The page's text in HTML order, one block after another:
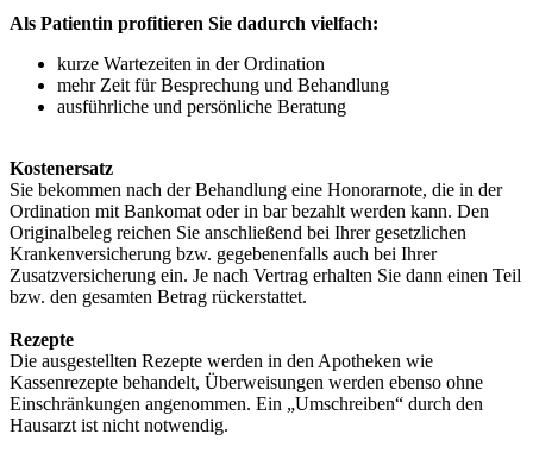
Als Patientin profitieren Sie dadurch vielfach:
kurze Wartezeiten in der Ordination
mehr Zeit für Besprechung und Behandlung
ausführliche und persönliche Beratung
Kostenersatz
Sie bekommen nach der Behandlung eine Honorarnote, die in der
Ordination mit Bankomat oder in bar bezahlt werden kann. Den
Originalbeleg reichen Sie anschließend bei Ihrer gesetzlichen
Krankenversicherung bzw. gegebenenfalls auch bei Ihrer
Zusatzversicherung ein. Je nach Vertrag erhalten Sie dann einen Teil
bzw. den gesamten Betrag rückerstattet.
Rezepte
Die ausgestellten Rezepte werden in den Apotheken wie
Kassenrezepte behandelt, Überweisungen werden ebenso ohne
Einschränkungen angenommen. Ein „Umschreiben“ durch den
Hausarzt ist nicht notwendig.